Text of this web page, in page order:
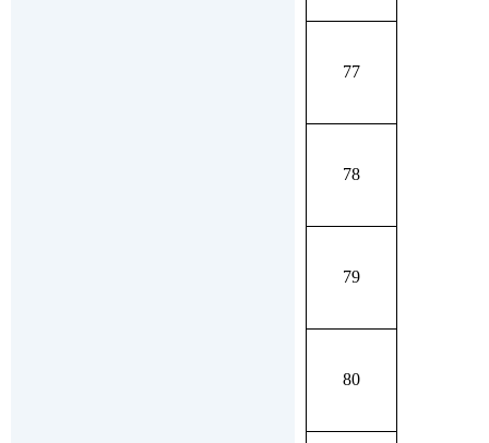
77
78
79
80